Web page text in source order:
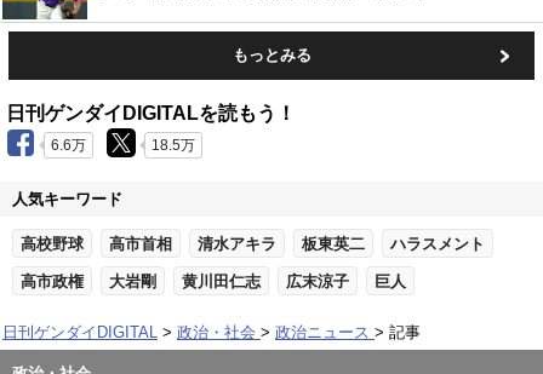
もっとみる
日刊ゲンダイDIGITALを読もう！
6.6万 18.5万
人気キーワード
高校野球 高市首相 清水アキラ 板東英二 ハラスメント
高市政権 大岩剛 黄川田仁志 広末涼子 巨人
日刊ゲンダイDIGITAL 政治・社会 政治ニュース 記事